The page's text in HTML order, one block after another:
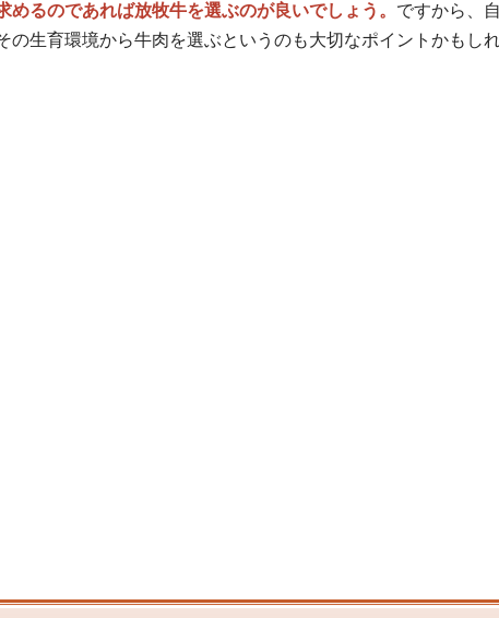
めるのであれば放牧牛を選ぶのが良いでしょう。 ですから、
の生育環境から牛肉を選ぶというのも大切なポイントかもしれ